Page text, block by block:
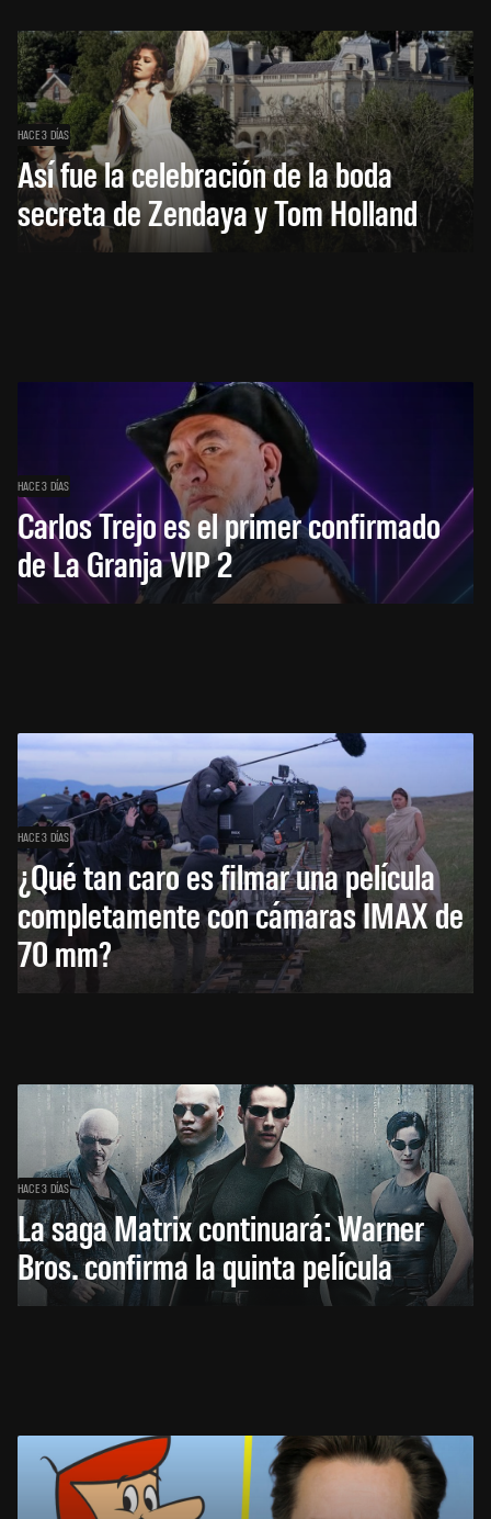
HACE 3 DÍAS
Así fue la celebración de la boda
secreta de Zendaya y Tom Holland
HACE 3 DÍAS
Carlos Trejo es el primer confirmado
de La Granja VIP 2
HACE 3 DÍAS
¿Qué tan caro es filmar una película
completamente con cámaras IMAX de
70 mm?
HACE 3 DÍAS
La saga Matrix continuará: Warner
Bros. confirma la quinta película